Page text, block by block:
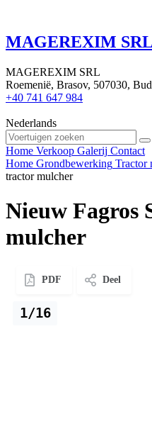
MAGEREXIM SRL
MAGEREXIM SRL
Roemenië, Brasov, 507030,
+40 741 647 984
Nederlands
Home Verkoop Galerij Contact
Home Grondbewerking Tractor
tractor mulcher
Nieuw Fagros
mulcher
PDF Deel
1/16